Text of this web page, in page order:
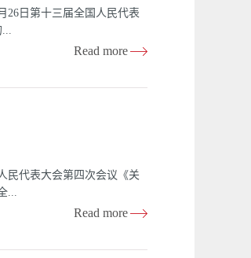
安全管理工作纳入本级国民
县级以上地方人民政府统一
评估专家委员会，对可能影
26日第十三届全国人民代表
...
质土壤上植被及覆盖物被破
势的土地。具体范围，由国
划，因地制宜，分步实施，
合；（六）国家支持与地方
Read more
民代表大会第四次会议《关
...
Read more